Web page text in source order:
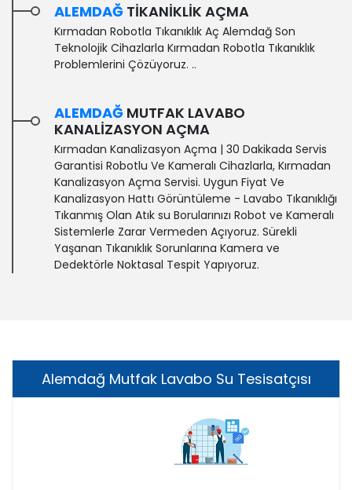
ALEMDAĞ TIKANIKLIK AÇMA
Kırmadan Robotla Tıkanıklık Aç Alemdağ Son
Teknolojik Cihazlarla Kırmadan Robotla Tıkanıklık
Problemlerini Çözüyoruz. ..
ALEMDAĞ MUTFAK LAVABO
KANALIZASYON AÇMA
Kırmadan Kanalizasyon Açma | 30 Dakikada Servis
Garantisi‎ Robotlu Ve Kameralı Cihazlarla, Kırmadan
Kanalizasyon Açma Servisi. Uygun Fiyat Ve
Kanalizasyon Hattı Görüntüleme - Lavabo Tıkanıklığı
Tıkanmış Olan Atık su Borularınızı Robot ve Kameralı
Sistemlerle Zarar Vermeden Açıyoruz. Sürekli
Yaşanan Tıkanıklık Sorunlarına Kamera ve
Dedektörle Noktasal Tespit Yapıyoruz.
Alemdağ Mutfak Lavabo Su Tesisatçısı